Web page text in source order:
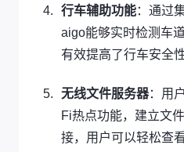
行车辅助功能：通过
aigo能够实时检测车
有效提高了行车安全性
无线文件服务器：用
Fi热点功能，建立文
接，用户可以轻松查